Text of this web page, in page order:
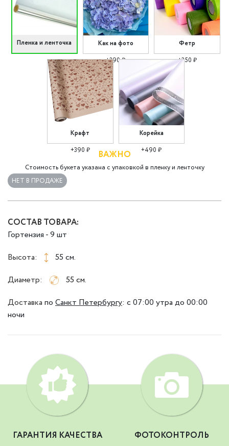
Пленка и ленточка
Как на фото
+290 ₽
Фетр
+350 ₽
Крафт
+390 ₽
Корейка
+490 ₽
ВАЖНО
Стоимость букета указана с упаковкой в пленку и ленточку
НЕТ В ПРОДАЖЕ
СОСТАВ ТОВАРА:
Гортензия - 9 шт
Высота:
55 см.
Диаметр:
55 см.
Доставка по Санкт Петербургу: с 07:00 утра до 00:00
ночи
ГАРАНТИЯ КАЧЕСТВА
ФОТОКОНТРОЛЬ